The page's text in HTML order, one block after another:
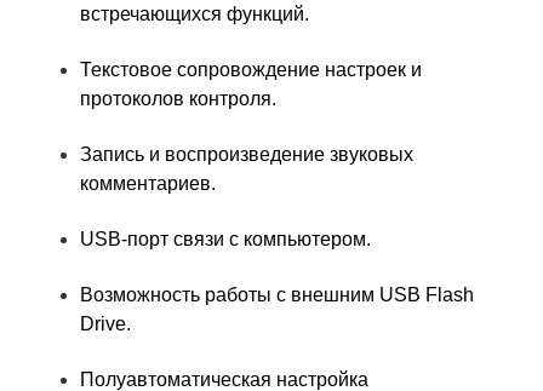
встречающихся функций.
Текстовое сопровождение настроек и
протоколов контроля.
Запись и воспроизведение звуковых
комментариев.
USB-порт связи с компьютером.
Возможность работы с внешним USB Flash
Drive.
Полуавтоматическая настройка